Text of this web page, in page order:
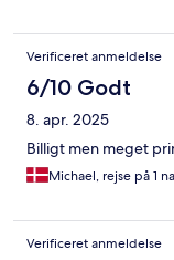
Verificeret anmeldelse
6/10 Godt
8. apr. 2025
Billigt men meget
Michael, rejse på 1
Verificeret anmeldelse